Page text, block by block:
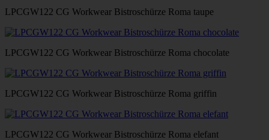
LPCGW122 CG Workwear Bistroschürze Roma taupe
LPCGW122 CG Workwear Bistroschürze Roma chocolate
LPCGW122 CG Workwear Bistroschürze Roma griffin
LPCGW122 CG Workwear Bistroschürze Roma elefant